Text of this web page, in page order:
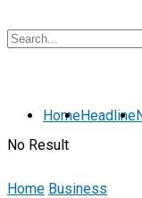
No Result
HomeHeadline
Home Business